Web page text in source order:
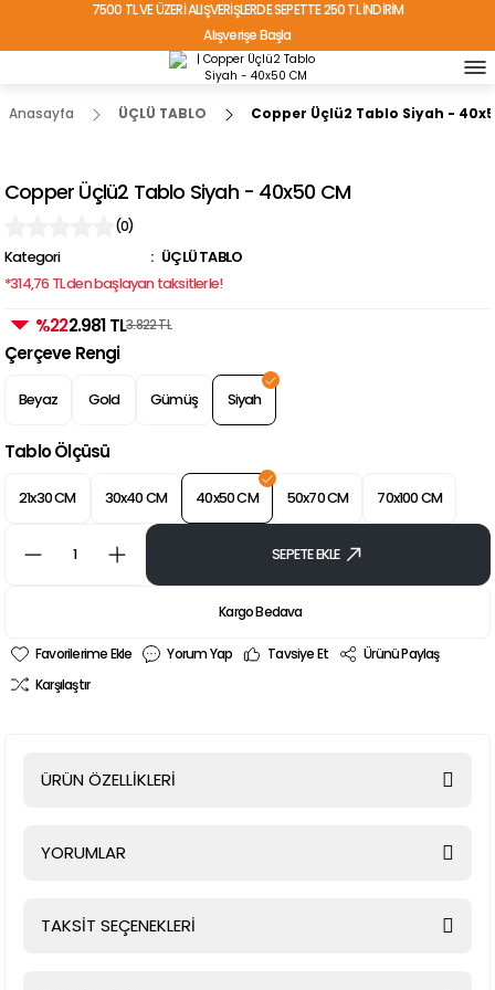
7500 TL VE ÜZERİ ALIŞVERİŞLERDE SEPETTE 250 TL İNDİRİM
Alışverişe Başla
TÜRKİYE'NİN HER YERİNE ÜCRETSİZ KARGO!
Anasayfa ÜÇLÜ TABLO Copper Üçlü2 Tablo Siyah -
Copper Üçlü2 Tablo Siyah - 40x50 CM
(0)
Kategori
ÜÇLÜ TABLO
*314,76 TL den başlayan taksitlerle!
%222.981 TL3.822 TL
Çerçeve Rengi
Beyaz Gold Gümüş Siyah
Tablo Ölçüsü
21x30 CM 30x40 CM 40x50 CM 50x70 CM 70x100 CM
SEPETE EKLE
Kargo Bedava
Yorum Yap Tavsiye Et
Ürünü Paylaş
Karşılaştır
ÜRÜN ÖZELLİKLERİ
YORUMLAR
TAKSİT SEÇENEKLERİ